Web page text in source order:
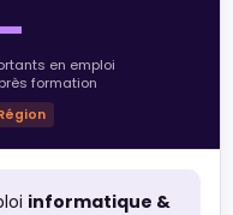
en emploi
formation
informatique &